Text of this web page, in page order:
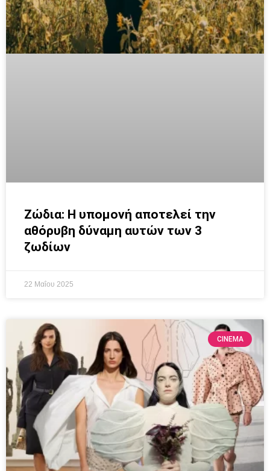
Ζώδια: Η υπομονή αποτελεί την
αθόρυβη δύναμη αυτών των 3
ζωδίων
22 Μαΐου 2025
CINEMA